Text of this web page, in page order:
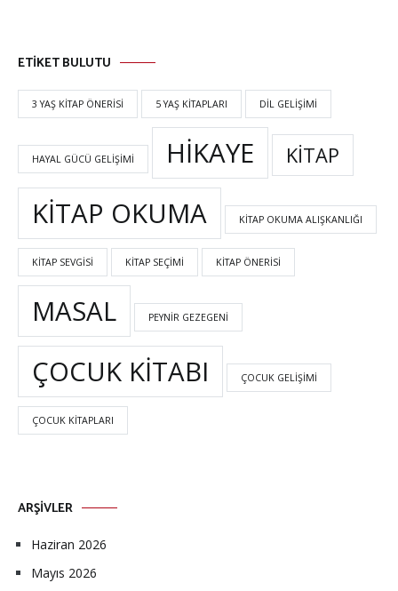
ETİKET BULUTU
3 YAŞ KITAP ÖNERISI 5 YAŞ KITAPLARI DIL GELIŞIMI
HAYAL GÜCÜ GELIŞIMI HIKAYE KITAP
KITAP OKUMA KITAP OKUMA ALIŞKANLIĞI
KITAP SEVGISI KITAP SEÇIMI KITAP ÖNERISI
MASAL PEYNIR GEZEGENI
ÇOCUK KITABI ÇOCUK GELIŞIMI
ÇOCUK KITAPLARI
ARŞIVLER
Haziran 2026
Mayıs 2026